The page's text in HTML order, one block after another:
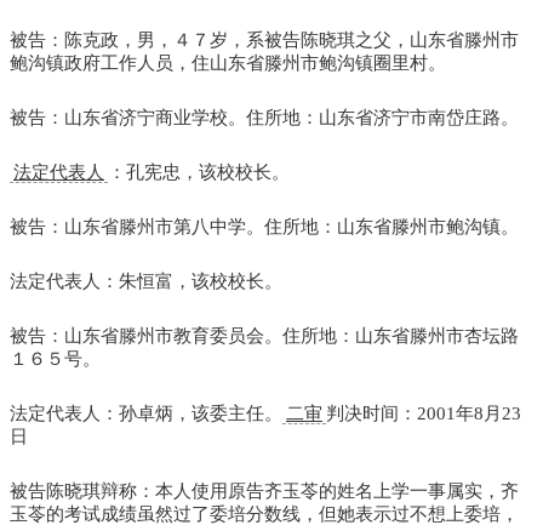
被告：陈克政，男，４７岁，系被告陈晓琪之父，山东省滕州市
鲍沟镇政府工作人员，住山东省滕州市鲍沟镇圈里村。
被告：山东省济宁商业学校。住所地：山东省济宁市南岱庄路。
法定代表人 ：孔宪忠，该校校长。
被告：山东省滕州市第八中学。住所地：山东省滕州市鲍沟镇。
法定代表人：朱恒富，该校校长。
被告：山东省滕州市教育委员会。住所地：山东省滕州市杏坛路
１６５号。
法定代表人：孙卓炳，该委主任。 二审 判决时间：2001年8月23
日
被告陈晓琪辩称：本人使用原告齐玉苓的姓名上学一事属实，齐
玉苓的考试成绩虽然过了委培分数线，但她表示过不想上委培，